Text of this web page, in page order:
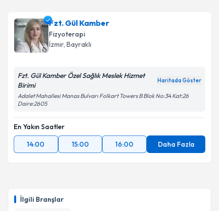
İlgili Branşlar
Fzt. Gül Kamber
Fizyoterapi
İzmir, Bayraklı
Fzt. Gül Kamber Özel Sağlık Meslek Hizmet
Birimi
Haritada Göster
Adalet Mahallesi Manas Bulvarı Folkart Towers B Blok No:34 Kat:26
Daire:2605
En Yakın Saatler
14:00
15:00 16:00 Daha Fazla